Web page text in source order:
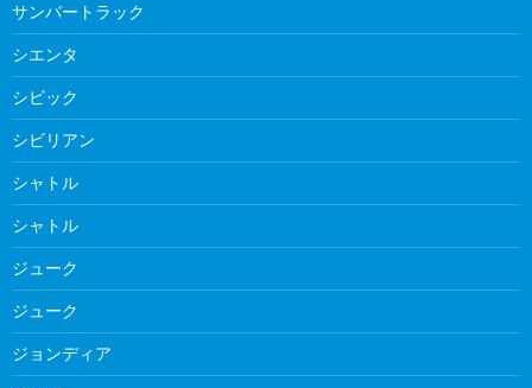
サンバートラック
シエンタ
シビック
シビリアン
シャトル
シャトル
ジューク
ジューク
ジョンディア